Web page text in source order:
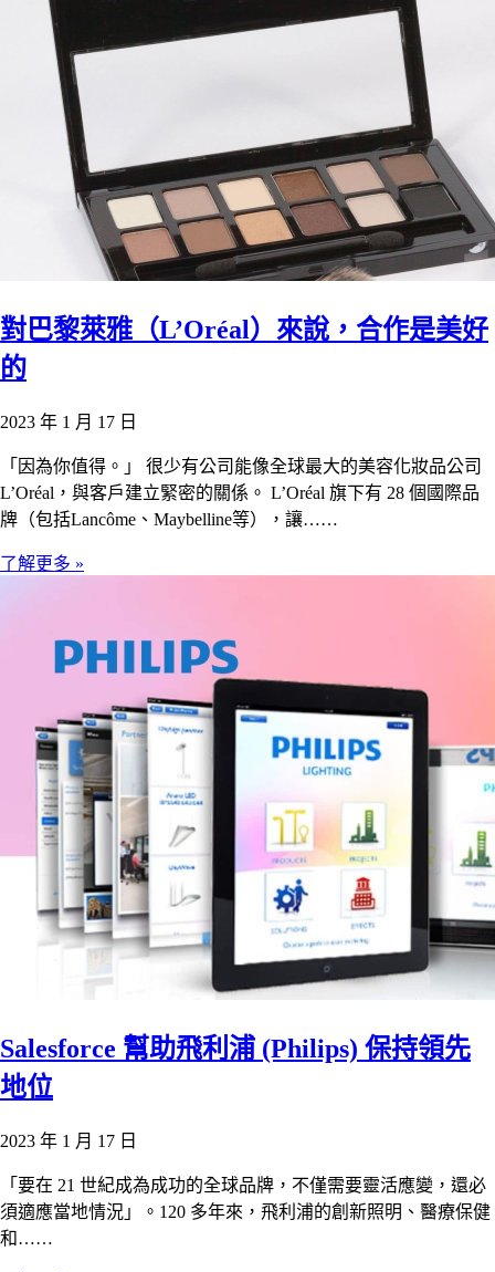
對巴黎萊雅（L’Oréal）來說，合作是美好
的
2023 年 1 月 17 日
「因為你值得。」 很少有公司能像全球最大的美容化妝品公司
L’Oréal，與客戶建立緊密的關係。 L’Oréal 旗下有 28 個國際品
牌（包括Lancôme、Maybelline等），讓……
了解更多 »
Salesforce 幫助飛利浦 (Philips) 保持領先
地位
2023 年 1 月 17 日
「要在 21 世紀成為成功的全球品牌，不僅需要靈活應變，還必
須適應當地情況」。120 多年來，飛利浦的創新照明、醫療保健
和……